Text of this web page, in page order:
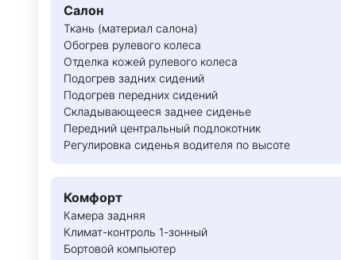
Салон
Ткань (материал салона)
Обогрев рулевого колеса
Отделка кожей рулевого колеса
Подогрев задних сидений
Подогрев передних сидений
Складывающееся заднее сиденье
Передний центральный подлокотник
Регулировка сиденья водителя по высоте
Комфорт
Камера задняя
Климат-контроль 1-зонный
Бортовой компьютер